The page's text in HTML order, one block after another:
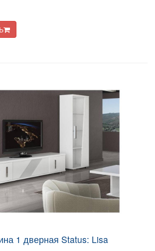
1 дверная Status: Lisa